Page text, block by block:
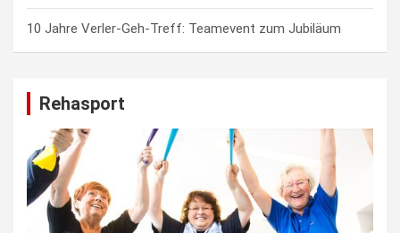
10 Jahre Verler-Geh-Treff: Teamevent zum Jubiläum
Rehasport